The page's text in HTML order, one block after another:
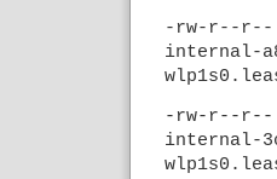
-rw-r--r--
internal-
-rw-r--r--
internal-